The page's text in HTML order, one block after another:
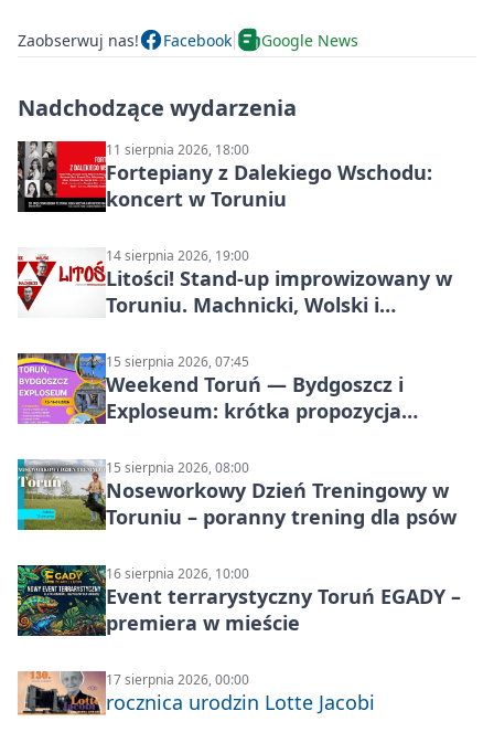
Zaobserwuj nas! Facebook Google News
Nadchodzące wydarzenia
11 sierpnia 2026, 18:00
Fortepiany z Dalekiego Wschodu:
koncert w Toruniu
14 sierpnia 2026, 19:00
Litości! Stand-up improwizowany w
Toruniu. Machnicki, Wolski i
15 sierpnia 2026, 07:45
Weekend Toruń — Bydgoszcz i
Exploseum: krótka propozycja
15 sierpnia 2026, 08:00
Noseworkowy Dzień Treningowy w
Toruniu – poranny trening dla psów
16 sierpnia 2026, 10:00
Event terrarystyczny Toruń EGADY –
premiera w mieście
17 sierpnia 2026, 00:00
rocznica urodzin Lotte Jacobi